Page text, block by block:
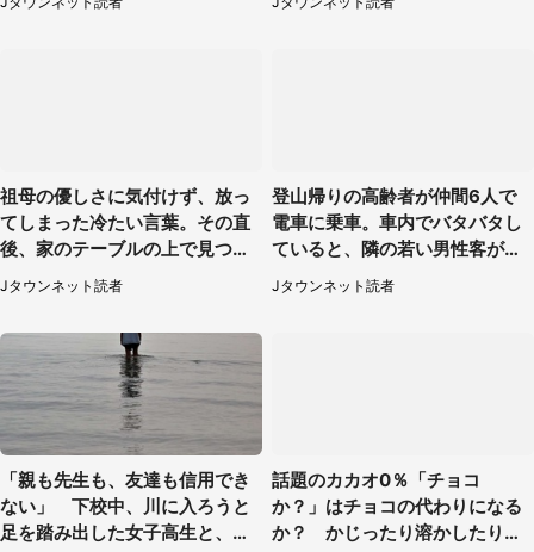
祖母の優しさに気付けず、放っ
てしまった冷たい言葉。その直
後、家のテーブルの上で見つけ
たものは（福岡県・30代女性）
Jタウンネット読者
登山帰りの高齢者が仲間6人で
電車に乗車。車内でバタバタし
ていると、隣の若い男性客が
（神奈川県・70代女性）
Jタウンネット読者
「親も先生も、友達も信用でき
ない」 下校中、川に入ろうと
足を踏み出した女子高生と、彼
話題のカカオ0％「チョコ
か？」はチョコの代わりになる
か？ かじったり溶かしたりし